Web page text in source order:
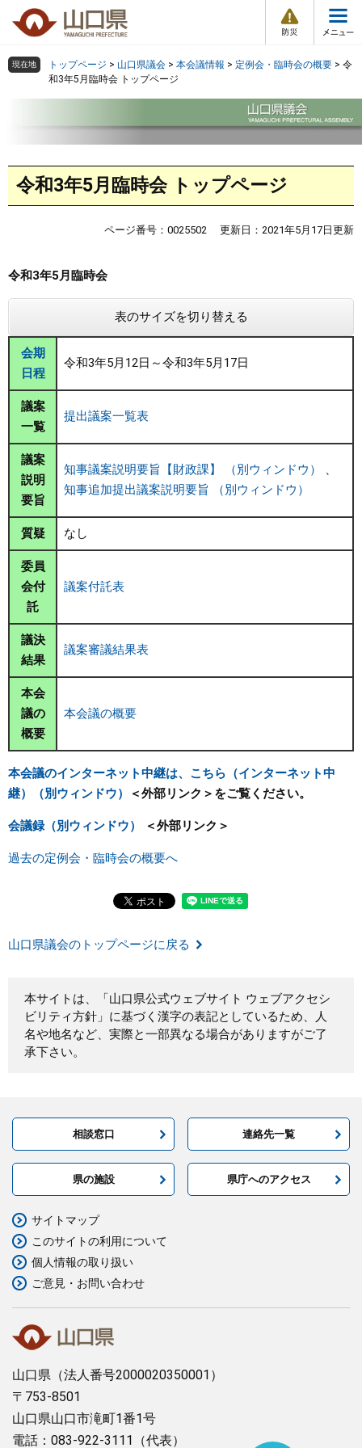
の
ー
本
へ
情
メ
ュ
組織で探す
お気に入り
トップページ
教育・文化・スポーツ
しごと・産業・観光
まちづくり
県政情報
ページ番号検索
組織で探す サイトマップで探す
現在地 トップページ > 山口県議会 > 本会議情報 > 定例会・臨時会の概要 > 令
和3年5月臨時会 トップページ
文令和3年5月臨時会 トップページ
ページ番号：0025502 更新日：2021年5月17日更新
令和3年5月臨時会
表のサイズを切り替える
会期
日程
令和3年5月12日～令和3年5月17日
議案
一覧
提出議案一覧表
議案
説明
要旨
知事議案説明要旨【財政課】 （別ウィンドウ）
、
知事追加提出議案説明要旨 （別ウィンドウ）
質疑 なし
委員
会付
託
議案付託表
議決
結果
議案審議結果表
本会
議の
概要
本会議の概要
本会議のインターネット中継は、こちら（インターネット中
継）（別ウィンドウ）
＜外部リンク＞ をご覧ください。
会議録（別ウィンドウ） ＜外部リンク＞
過去の定例会・臨時会の概要へ
山口県議会のトップページに戻る
本サイトは、「山口県公式ウェブサイト ウェブアクセシ
ビリティ方針」に基づく漢字の表記としているため、人
名や地名など、実際と一部異なる場合がありますがご了
承下さい。
相談窓口 連絡先一覧
県の施設 県庁へのアクセス
山口県 （法人番号2000020350001）
〒753-8501
山口県山口市滝町1番1号
電話：083-922-3111（代表）
サイトマップ
このサイトの利用について
個人情報の取り扱い
ご意見・お問い合わせ